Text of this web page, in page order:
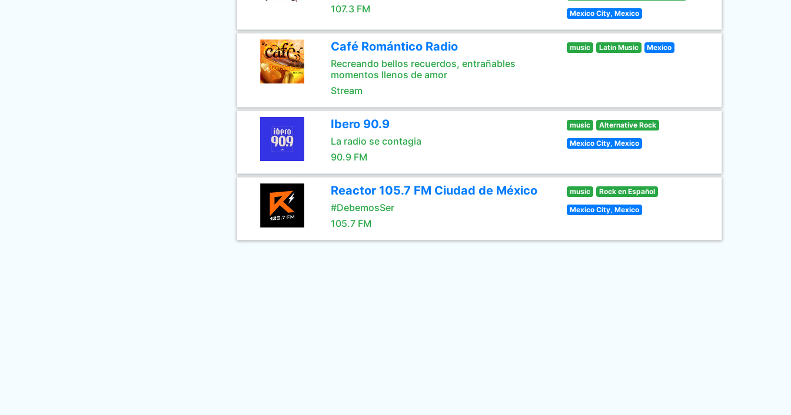
107.3 FM
Mexico City, Mexico
Café Romántico Radio
Recreando bellos recuerdos, entrañables
momentos llenos de amor
Stream
music Latin Music Mexico
Ibero 90.9
La radio se contagia
90.9 FM
music Alternative Rock
Mexico City, Mexico
Reactor 105.7 FM Ciudad de México
#DebemosSer
105.7 FM
music Rock en Español
Mexico City, Mexico